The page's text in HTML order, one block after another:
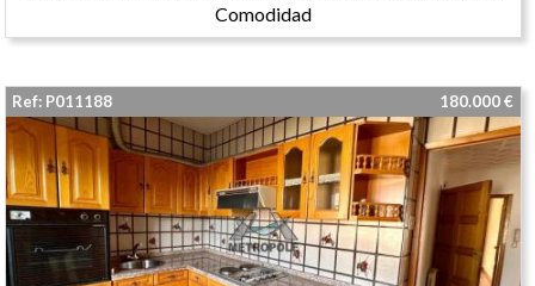
Comodidad
Ref: P011188 180.000 €